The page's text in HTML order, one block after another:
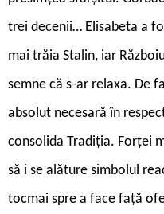
trei decenii… Elisabeta a
mai trăia Stalin, iar
semne că s-ar relaxa. De
absolut necesară în
consolida Tradiția. Forței
să i se alăture simbolul
tocmai spre a face față